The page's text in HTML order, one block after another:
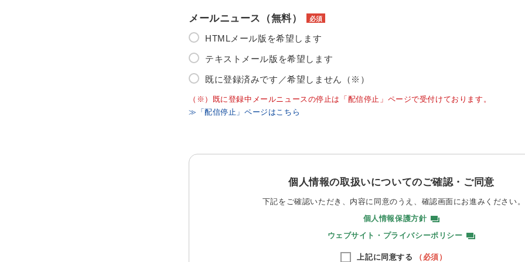
メールニュース（無料） 必須
HTMLメール版を希望します
テキストメール版を希望します
既に登録済みです／希望しません（※）
（※）既に登録中メールニュースの停止は「配信停止」ページで受付けております。
≫「配信停止」ページはこちら
個人情報の取扱いについてのご確認・ご同意
下記をご確認いただき、内容に同意のうえ、 確認画面にお進みください。
個人情報保護方針
ウェブサイト・プライバシーポリシー
上記に同意する （必須）